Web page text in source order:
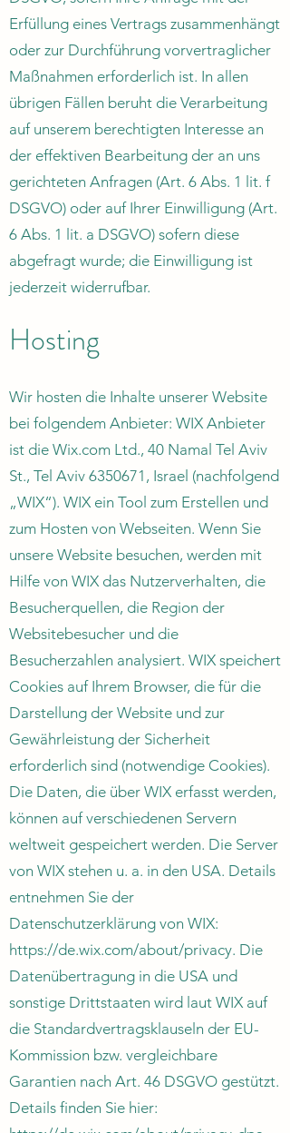
Erfüllung eines Vertrags zusammenhängt
oder zur Durchführung vorvertraglicher
Maßnahmen erforderlich ist. In allen
übrigen Fällen beruht die Verarbeitung
auf unserem berechtigten Interesse an
der effektiven Bearbeitung der an uns
gerichteten Anfragen (Art. 6 Abs. 1 lit. f
DSGVO) oder auf Ihrer Einwilligung (Art.
6 Abs. 1 lit. a DSGVO) sofern diese
abgefragt wurde; die Einwilligung ist
jederzeit widerrufbar.
Hosting
Wir hosten die Inhalte unserer Website
bei folgendem Anbieter: WIX Anbieter
ist die Wix.com Ltd., 40 Namal Tel Aviv
St., Tel Aviv 6350671 , Israel (nachfolgend
„WIX“). WIX ein Tool zum Erstellen und
zum Hosten von Webseiten. Wenn Sie
unsere Website besuchen, werden mit
Hilfe von WIX das Nutzerverhalten, die
Besucherquellen, die Region der
Websitebesucher und die
Besucherzahlen analysiert. WIX speichert
Cookies auf Ihrem Browser, die für die
Darstellung der Website und zur
Gewährleistung der Sicherheit
erforderlich sind (notwendige Cookies).
Die Daten, die über WIX erfasst werden,
können auf verschiedenen Servern
weltweit gespeichert werden. Die Server
von WIX stehen u. a. in den USA. Details
entnehmen Sie der
Datenschutzerklärung von WIX:
https://de.wix.com/about/privacy. Die
Datenübertragung in die USA und
sonstige Drittstaaten wird laut WIX auf
die Standardvertragsklauseln der EU-
Kommission bzw. vergleichbare
Garantien nach Art. 46 DSGVO gestützt.
Details finden Sie hier: